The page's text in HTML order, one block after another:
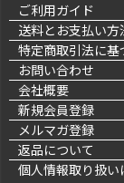
ご利用ガイド
送料とお支払い方
特定商取引法に基
お問い合わせ
会社概要
新規会員登録
メルマガ登録
返品について
個人情報取り扱い